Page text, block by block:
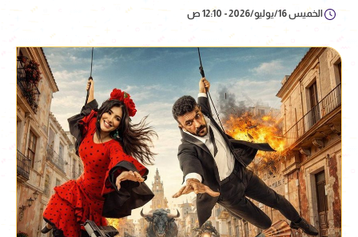
الخميس 16/يوليو/2026 - 12:10 ص